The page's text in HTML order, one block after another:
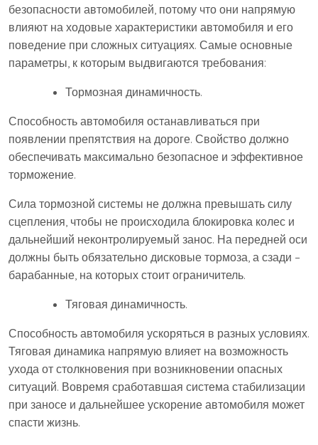
безопасности автомобилей, потому что они напрямую
влияют на ходовые характеристики автомобиля и его
поведение при сложных ситуациях. Самые основные
параметры, к которым выдвигаются требования:
Тормозная динамичность.
Способность автомобиля останавливаться при
появлении препятствия на дороге. Свойство должно
обеспечивать максимально безопасное и эффективное
торможение.
Сила тормозной системы не должна превышать силу
сцепления, чтобы не происходила блокировка колес и
дальнейший неконтролируемый занос. На передней оси
должны быть обязательно дисковые тормоза, а сзади –
барабанные, на которых стоит ограничитель.
Тяговая динамичность.
Способность автомобиля ускоряться в разных условиях.
Тяговая динамика напрямую влияет на возможность
ухода от столкновения при возникновении опасных
ситуаций. Вовремя сработавшая система стабилизации
при заносе и дальнейшее ускорение автомобиля может
спасти жизнь.